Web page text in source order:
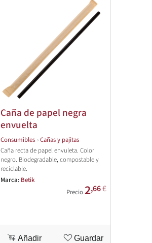
Caña de papel negra
envuelta
Consumibles ›Cañas y pajitas
Caña recta de papel envuleta. Color
negro. Biodegradable, compostable y
reciclable.
Marca: Betik
Precio 2,66€
Añadir Guardar